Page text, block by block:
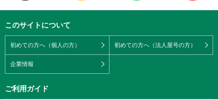
このサイトについて
初めての方へ（個人の方） 初めての方へ（法人屋号の方）
企業情報
ご利用ガイド